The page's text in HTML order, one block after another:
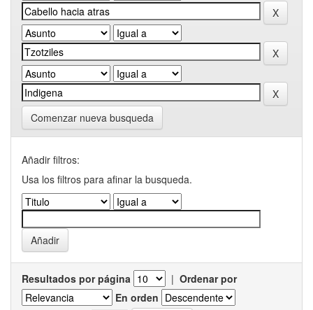
Comenzar nueva busqueda
Añadir filtros:
Usa los filtros para afinar la busqueda.
Resultados por página | Ordenar por
En orden